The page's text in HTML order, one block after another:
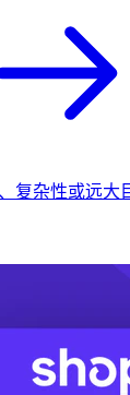
复杂性或远大